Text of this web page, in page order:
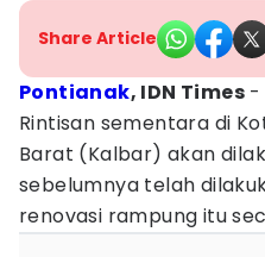
Share Article
Pontianak, IDN Times -
Rintisan sementara di
Barat (Kalbar) akan
sebelumnya telah
renovasi rampung itu